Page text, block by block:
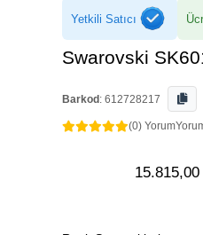
Yetkili Satıcı
Swarovski
Barkod : 612728217
(0) Yorum
15.815,00